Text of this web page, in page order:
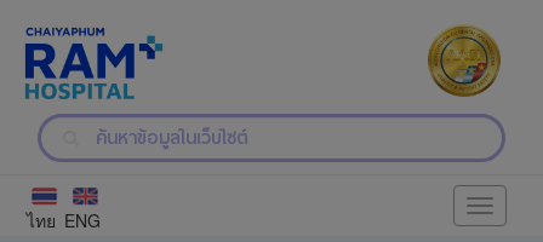
ENG
ไทย
Toggle